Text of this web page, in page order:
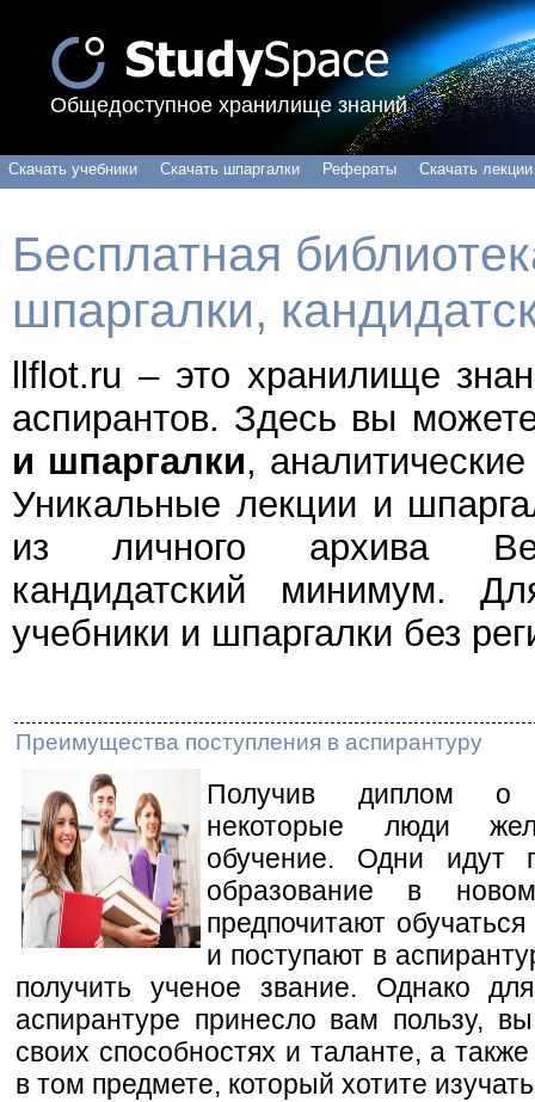
Общедоступное хранилище знаний
Скачать учебники Скачать шпаргалки Рефераты Скачать лекции
Бесплатная
шпаргалки,
llflot.ru – это хранилище
аспирантов. Здесь вы
и шпаргалки,
Уникальные лекции и
из личного архива
кандидатский минимум.
учебники и шпаргалки без
Преимущества поступления в аспирантуру
Получив диплом о
некоторые люди
обучение. Одни идут
образование в
предпочитают
и поступают в
получить ученое звание. Однако
аспирантуре принесло вам пользу,
своих способностях и таланте, а
в том предмете, который хотите